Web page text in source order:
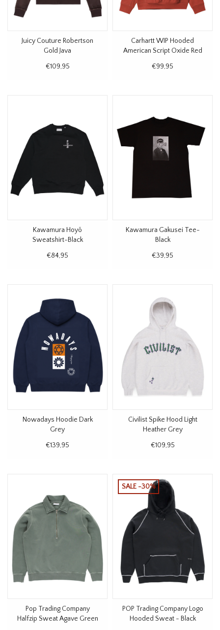
Juicy Couture Robertson
Gold Java
€109,95
Carhartt WIP Hooded
American Script Oxide Red
€99,95
Kawamura Hoyõ
Sweatshirt-Black
€84,95
Kawamura Gakusei Tee-
Black
€39,95
Nowadays Hoodie Dark
Grey
€139,95
Civilist Spike Hood Light
Heather Grey
€109,95
Pop Trading Company
Halfzip Sweat Agave Green
SALE -30%
POP Trading Company Logo
Hooded Sweat - Black